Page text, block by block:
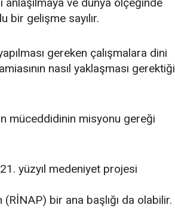
bir gelişme sayılır.
gereken çalışmalara dini
nasıl yaklaşması gerektiği
müceddidinin misyonu gereği
yüzyıl medeniyet projesi
bir ana başlığı da olabilir.